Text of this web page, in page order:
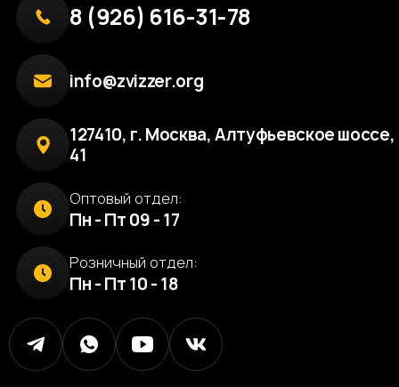
8 (926) 616-31-78
info@zvizzer.org
127410, г. Москва, Алтуфьевское шоссе,
41
Оптовый отдел:
Пн - Пт 09 - 17
Розничный отдел:
Пн - Пт 10 - 18